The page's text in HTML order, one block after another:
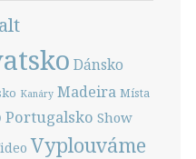
Dánsko
Kanáry Madeira Místa
Portugalsko Show
Vyplouváme